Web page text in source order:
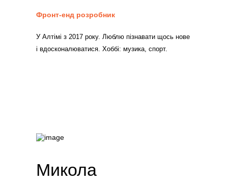
Фронт-енд розробник
У Алтімі з 2017 року. Люблю пізнавати щось нове
і вдосконалюватися. Хоббі: музика, спорт.
Микола